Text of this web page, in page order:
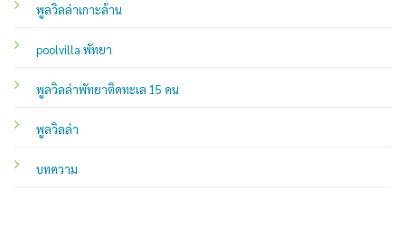
พูลวิลล่าเกาะล้าน
poolvilla พัทยา
พูลวิลล่าพัทยาติดทะเล 15 คน
พูลวิลล่า
บทความ